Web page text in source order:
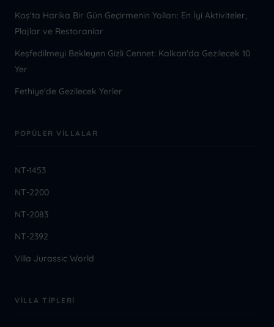
Kaş'ta Harika Bir Gün Geçirmenin Yolları: En İyi Aktiviteler,
Plajlar ve Restoranlar
Keşfedilmeyi Bekleyen Gizli Cennet: Kalkan'da Gezilecek 10
Yer
Fethiye'de Gezilecek Yerler
POPÜLER VILLALAR
NT-1453
NT-2200
NT-2083
NT-2392
Villa Jurassic World
VILLA TIPLERI